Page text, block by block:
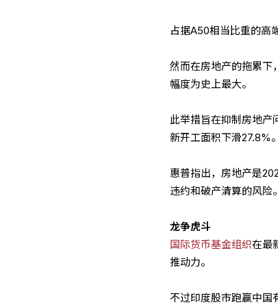
占据A50相当比重的高
然而在房地产的拖累下
幅度为史上最大。
此举措旨在抑制房地产
新开工面积下滑27.8%。
惠普指出，房地产是
违约和破产清算的风险。
龙争虎斗
国际货币基金组织在最
推动力。
不过印度股市跑赢中国